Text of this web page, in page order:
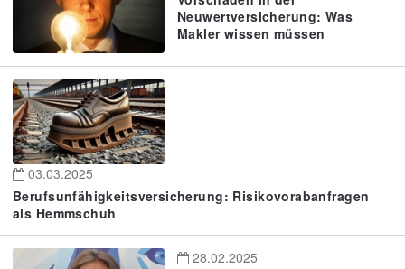
Neuwertversicherung: Was
Makler wissen müssen
03.03.2025
Berufsunfähigkeitsversicherung: Risikovorabanfragen
als Hemmschuh
28.02.2025